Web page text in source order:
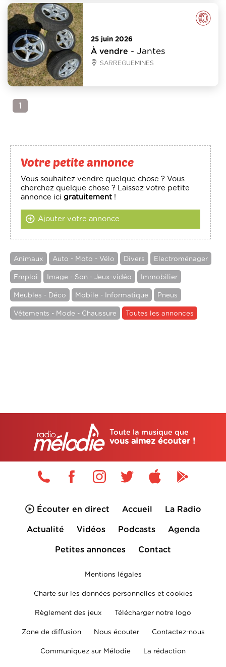
25 juin 2026
À vendre - Jantes
SARREGUEMINES
1
Votre petite annonce
Vous souhaitez vendre quelque chose ? Vous
cherchez quelque chose ? Laissez votre petite
annonce icigratuitement !
Ajouter votre annonce
Animaux Auto - Moto - Vélo Divers Electroménager
Emploi Image - Son - Jeux-vidéo Immobilier
Meubles - Déco Mobile - Informatique Pneus
Vêtements - Mode - Chaussure Toutes les annonces
Toute la musique que
vous aimez écouter !
Écouter en direct Accueil La Radio
Actualité Vidéos Podcasts Agenda
Petites annonces Contact
Mentions légales
Charte sur les données personnelles et cookies
Règlement des jeux Télécharger notre logo
Zone de diffusion Nous écouter Contactez-nous
Communiquez sur Mélodie La rédaction